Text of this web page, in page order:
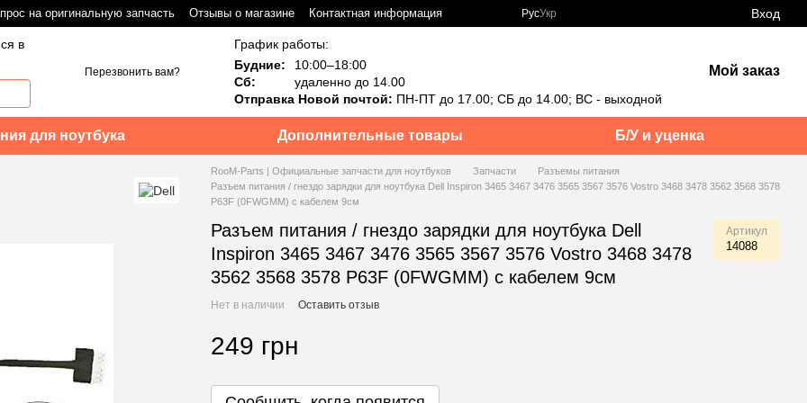
на оригинальную запчасть Отзывы о магазине Контактная информация РусУкр Вход
в
Перезвонить вам?
График работы:
Будние:
10:00–18:00
Сб:
удаленно до 14.00
Отправка Новой почтой: ПН-ПТ до 17.00; СБ до 14.00; ВС - выходной
Мой заказ
для ноутбука Дополнительные товары Б/У и уценка
RooM-Parts | Официальные запчасти для ноутбуков Запчасти
Разъемы питания
Разъем питания / гнездо зарядки для ноутбука Dell Inspiron 3465 3467 3476 3565 3567 3576 Vostro 3468 3478 3562 3568 3578
P63F (0FWGMM) с кабелем 9см
Разъем питания / гнездо зарядки для ноутбука Dell
Inspiron 3465 3467 3476 3565 3567 3576 Vostro 3468 3478
3562 3568 3578 P63F (0FWGMM) с кабелем 9см
Артикул
14088
Нет в наличии Оставить отзыв
249 грн